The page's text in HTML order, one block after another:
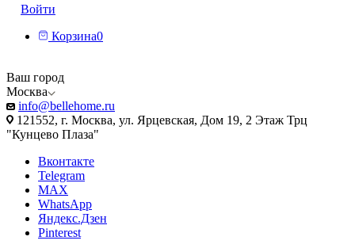
Войти
Корзина0
Ваш город
Москва
info@bellehome.ru
121552, г. Москва, ул. Ярцевская, Дом 19, 2 Этаж Трц
"Кунцево Плаза"
Вконтакте
Telegram
MAX
WhatsApp
Яндекс.Дзен
Pinterest